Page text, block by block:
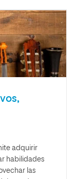
adquirir
habilidades
las